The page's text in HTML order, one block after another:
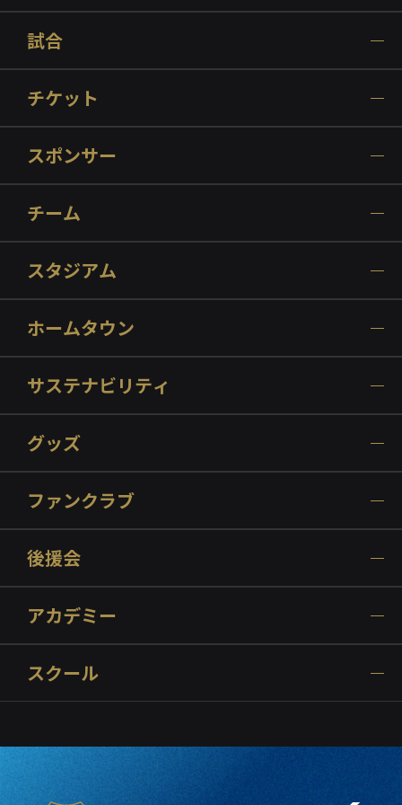
試合
チケット
スポンサー
チーム
スタジアム
ホームタウン
サステナビリティ
グッズ
ファンクラブ
後援会
アカデミー
スクール